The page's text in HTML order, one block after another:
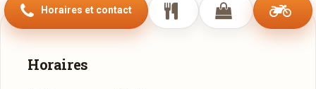
Horaires et contact
Horaires